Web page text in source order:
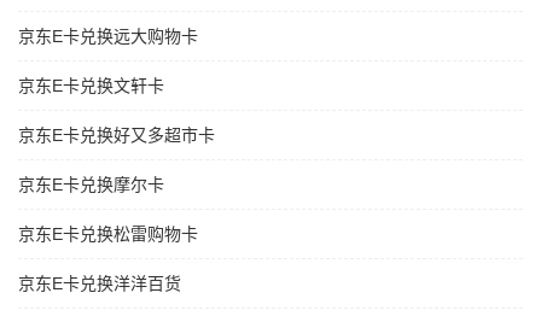
京东E卡兑换远大购物卡
京东E卡兑换文轩卡
京东E卡兑换好又多超市卡
京东E卡兑换摩尔卡
京东E卡兑换松雷购物卡
京东E卡兑换洋洋百货